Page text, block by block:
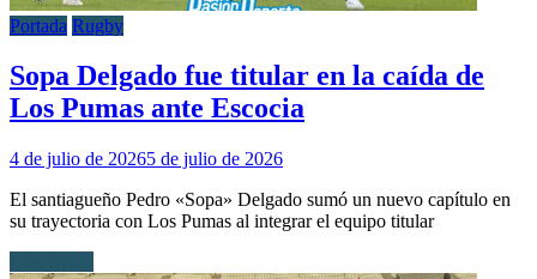
Portada Rugby
Sopa Delgado fue titular en la caída de
Los Pumas ante Escocia
4 de julio de 20265 de julio de 2026
El santiagueño Pedro «Sopa» Delgado sumó un nuevo capítulo en
su trayectoria con Los Pumas al integrar el equipo titular